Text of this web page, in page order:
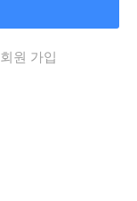
회원 가입